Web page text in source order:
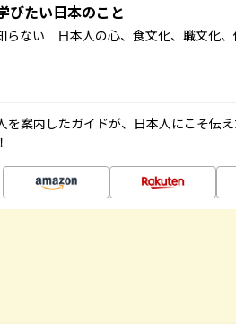
たい日本のこと
らない 日本人の心、食文化、職文化
を案内したガイドが、日本人にこそ伝